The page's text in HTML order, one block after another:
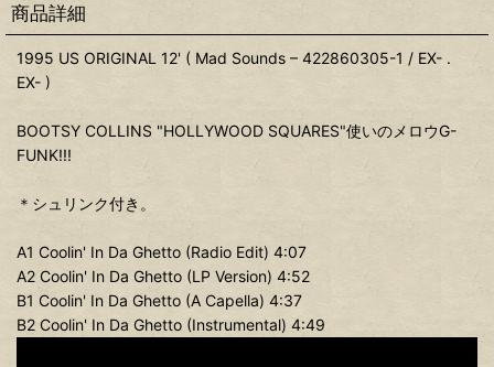
商品詳細
1995 US ORIGINAL 12' ( Mad Sounds – 422860305-1 / EX- .
EX- )
BOOTSY COLLINS "HOLLYWOOD SQUARES"使いのメロウG-
FUNK!!!
＊シュリンク付き。
A1 Coolin' In Da Ghetto (Radio Edit) 4:07
A2 Coolin' In Da Ghetto (LP Version) 4:52
B1 Coolin' In Da Ghetto (A Capella) 4:37
B2 Coolin' In Da Ghetto (Instrumental) 4:49